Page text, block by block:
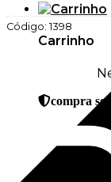
Carrinho
compra
Código: 1398